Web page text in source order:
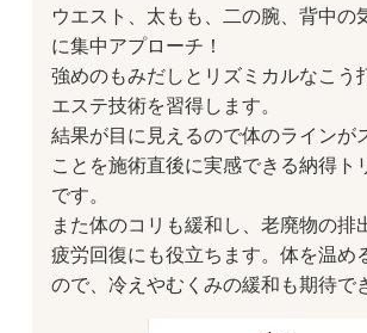
ウエスト、太もも、二の腕、背中の
に集中アプローチ！
強めのもみだしとリズミカルなこう
エステ技術を習得します。
結果が目に見えるので体のラインが
ことを施術直後に実感できる納得ト
です。
また体のコリも緩和し、老廃物の排
疲労回復にも役立ちます。体を温め
ので、冷えやむくみの緩和も期待で